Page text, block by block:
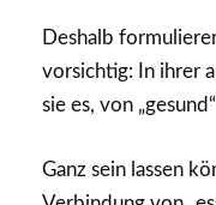
Deshalb
vorsichtig: In ihrer
sie es, von
Ganz sein lassen